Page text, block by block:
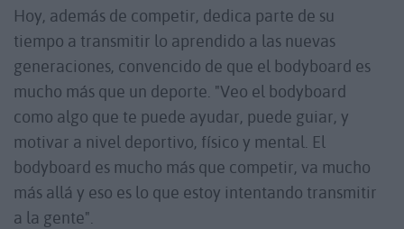
Hoy, además de competir, dedica parte de su
tiempo a transmitir lo aprendido a las nuevas
generaciones, convencido de que el bodyboard es
mucho más que un deporte. "Veo el bodyboard
como algo que te puede ayudar, puede guiar, y
motivar a nivel deportivo, físico y mental. El
bodyboard es mucho más que competir, va mucho
más allá y eso es lo que estoy intentando transmitir
a la gente".